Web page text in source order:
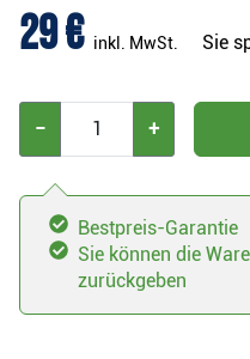
29 € inkl. MwSt. Sie
− +
Bestpreis-Garantie
Sie können die
zurückgeben